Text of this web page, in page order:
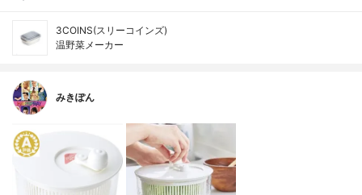
3COINS(スリーコインズ)
温野菜メーカー
みきぽん